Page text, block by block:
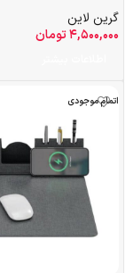
گرین لاین
۴,۵۰۰,۰۰۰تومان
اتمام موجودی